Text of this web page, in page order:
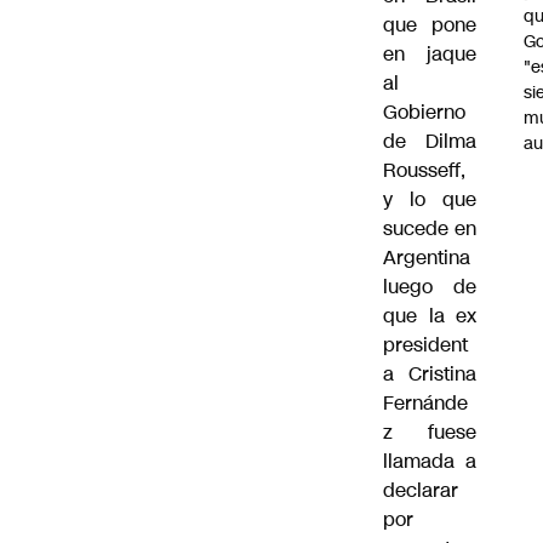
que pone
en jaque
al
Gobierno
de Dilma
Rousseff,
y lo que
sucede en
Argentina
luego de
que la ex
president
a Cristina
Fernánde
z fuese
llamada a
declarar
por